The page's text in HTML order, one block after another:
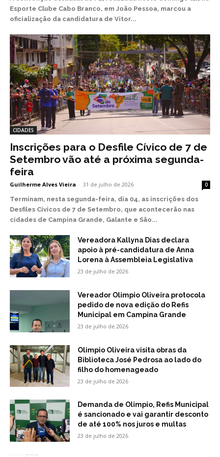
Esporte Clube Cabo Branco, em João Pessoa, marcou a
oficialização da candidatura de Vitor...
CIDADES
Inscrições para o Desfile Cívico de 7 de
Setembro vão até a próxima segunda-
feira
Guilherme Alves Vieira - 31 de julho de 2026 0
Terminam, nesta segunda-feira, dia 04, as inscrições dos
Desfiles Cívicos de 7 de Setembro, que acontecerão nas
cidades de Campina Grande, Galante e São...
Vereadora Kallyna Dias declara
apoio à pré-candidatura de Anna
Lorena à Assembleia Legislativa
23 de julho de 2026
Vereador Olimpio Oliveira protocola
pedido de nova edição do Refis
Municipal em Campina Grande
23 de julho de 2026
Olimpio Oliveira visita obras da
Biblioteca José Pedrosa ao lado do
filho do homenageado
23 de julho de 2026
Demanda de Olimpio, Refis Municipal
é sancionado e vai garantir desconto
de até 100% nos juros e multas
23 de julho de 2026